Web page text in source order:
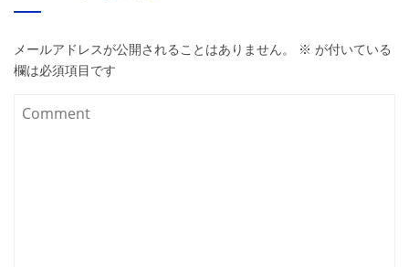
メールアドレスが公開されることはありません。 ※ が付いている
欄は必須項目です